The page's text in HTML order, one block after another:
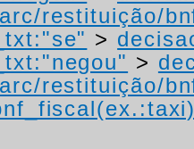
restituição/
>
>
restituição/